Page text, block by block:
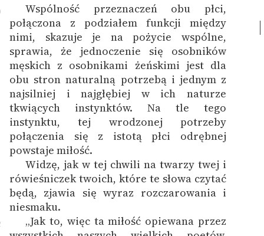
Wspólność przeznaczeń obu płci,
połączona z podziałem funkcji między
nimi, skazuje je na pożycie wspólne,
sprawia, że jednoczenie się osobników
męskich z osobnikami żeńskimi jest dla
obu stron naturalną potrzebą i jednym z
najsilniej i najgłębiej w ich naturze
tkwiących instynktów. Na tle tego
instynktu, tej wrodzonej potrzeby
połączenia się z istotą płci odrębnej
powstaje miłość.
Widzę, jak w tej chwili na twarzy twej i
rówieśniczek twoich, które te słowa czytać
będą, zjawia się wyraz rozczarowania i
niesmaku.
„Jak to, więc ta miłość opiewana przez